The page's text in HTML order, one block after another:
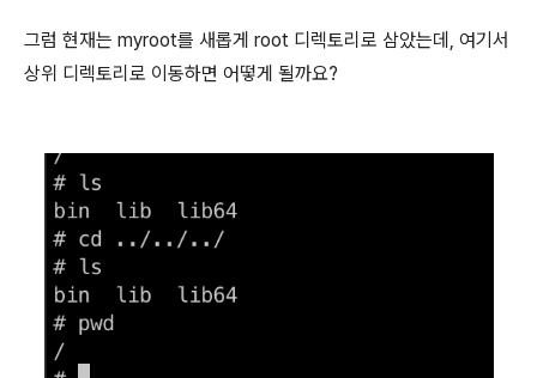
그럼 현재는 myroot를 새롭게 root 디렉토리로 삼았는데, 여기서
상위 디렉토리로 이동하면 어떻게 될까요?